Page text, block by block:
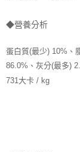
◆營養分析
蛋白質(最少) 10%、
86.0%、灰分(最多)
731大卡 / kg